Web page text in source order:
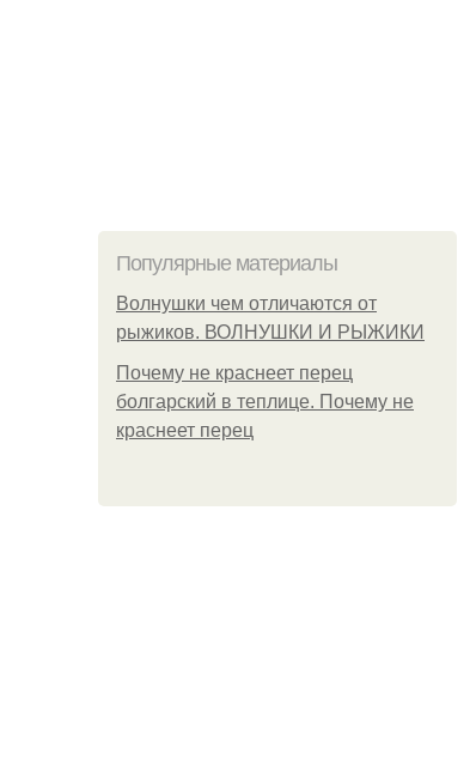
Популярные материалы
Волнушки чем отличаются от
рыжиков. ВОЛНУШКИ И РЫЖИКИ
Почему не краснеет перец
болгарский в теплице. Почему не
краснеет перец